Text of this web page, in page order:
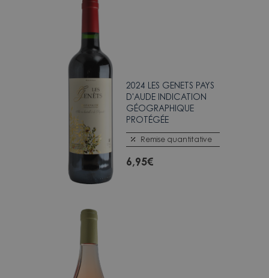
2024 LES GENETS PAYS
D'AUDE INDICATION
GÉOGRAPHIQUE
PROTÉGÉE
Remise quantitative
6,95€